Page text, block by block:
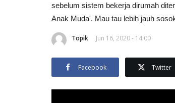
sebelum sistem bekerja dirumah
Anak Muda'. Mau tau lebih jauh
Topik Jun 16, 2020 - 14:00
Facebook Twitter